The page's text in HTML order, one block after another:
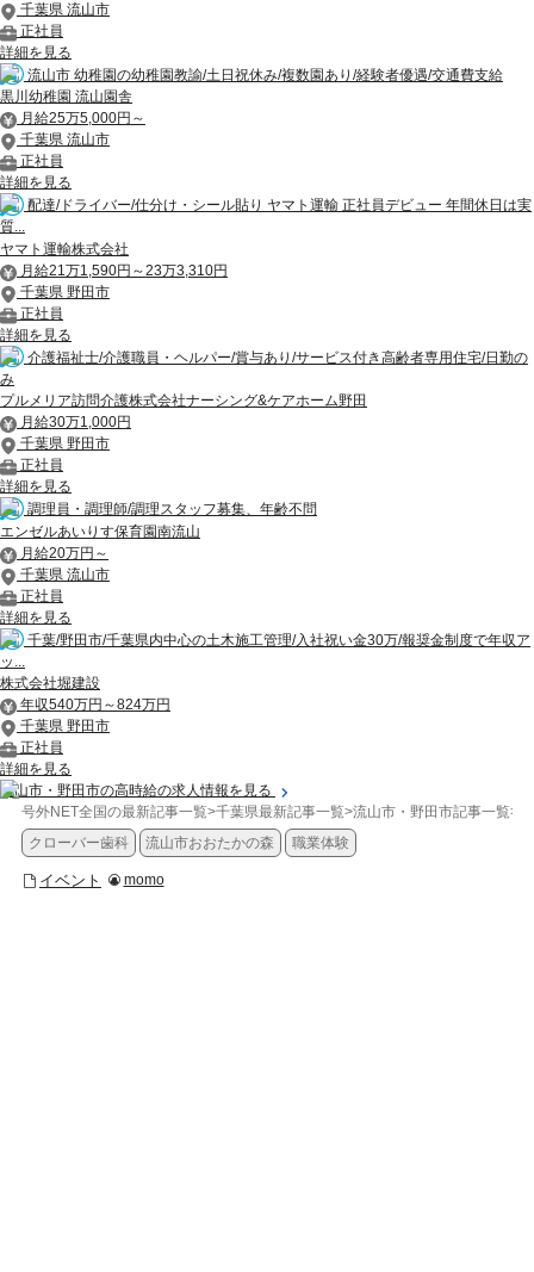
千葉県 流山市
正社員
詳細を見る
流山市 幼稚園の幼稚園教諭/土日祝休み/複数園あり/経験者優遇/交通費支給
黒川幼稚園 流山園舎
月給25万5,000円～
千葉県 流山市
正社員
詳細を見る
配達/ドライバー/仕分け・シール貼り ヤマト運輸 正社員デビュー 年間休日は実
質...
ヤマト運輸株式会社
月給21万1,590円～23万3,310円
千葉県 野田市
正社員
詳細を見る
介護福祉士/介護職員・ヘルパー/賞与あり/サービス付き高齢者専用住宅/日勤の
み
プルメリア訪問介護株式会社ナーシング&ケアホーム野田
月給30万1,000円
千葉県 野田市
正社員
詳細を見る
調理員・調理師/調理スタッフ募集、年齢不問
エンゼルあいりす保育園南流山
月給20万円～
千葉県 流山市
正社員
詳細を見る
千葉/野田市/千葉県内中心の土木施工管理/入社祝い金30万/報奨金制度で年収ア
ッ...
株式会社堀建設
年収540万円～824万円
千葉県 野田市
正社員
詳細を見る
流山市・野田市の高時給の求人情報を見る
号外NET全国の最新記事一覧>千葉県最新記事一覧>流山市・野田市記事一覧>
クローバー歯科
流山市おおたかの森 職業体験
イベント momo